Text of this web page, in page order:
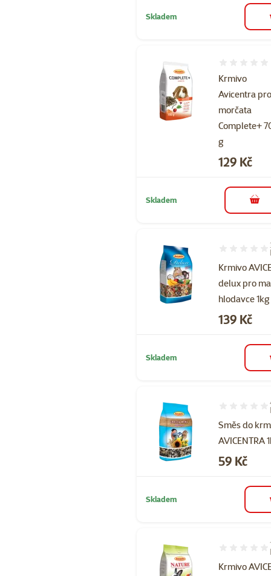
Skladem
Krmivo
Avicentra
morčata
Complete+
g
Cena
129 Kč
Skladem do
Krmivo
delux pro
hlodavce 1kg
Hodnocení
Cena
139 Kč
Skladem
Směs do
AVICENTRA
Hodnocení
Cena
59 Kč
Skladem
Krmivo
Hodnocení